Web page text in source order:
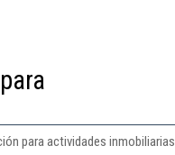
para actividades inmobiliarias.